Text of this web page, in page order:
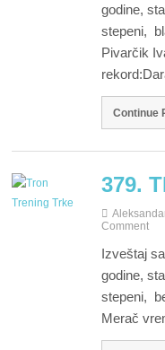
godine,
stepeni,
Pivarčik
Continue
379.
Comment
Izveštaj
godine,
stepeni,
Merač